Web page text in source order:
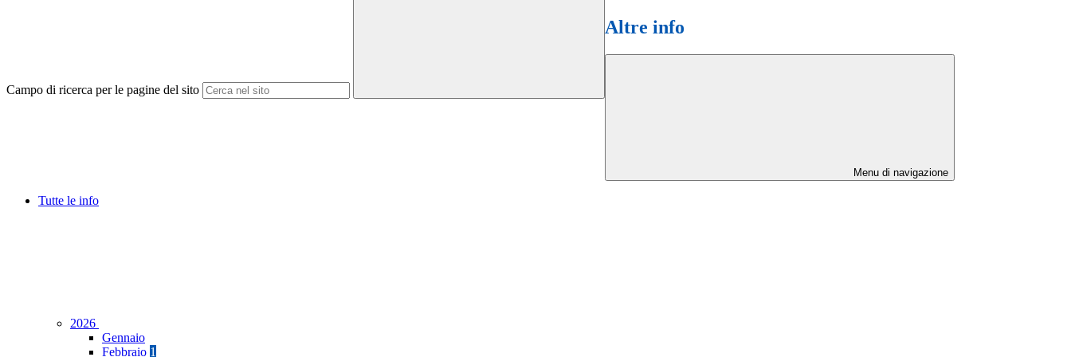
Campo di ricerca per le pagine del sito
Altre info
Menu di navigazione
Tutte le info
2026
Gennaio
Febbraio 1